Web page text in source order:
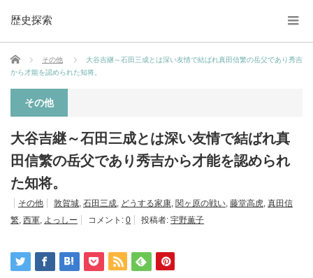
歴史探索
ホーム その他
大谷吉継～石田三成とは深い友情で結ばれ真田信繁の岳父であり秀吉
から才能を認められた知将。
その他
大谷吉継～石田三成とは深い友情で結ばれ真
田信繁の岳父であり秀吉から才能を認められ
た知将。
その他 敦賀城, 石田三成, どうする家康, 関ヶ原の戦い, 藤堂高虎, 真田信
繁, 西軍, よっしー コメント: 0 投稿者: 宇野薫子